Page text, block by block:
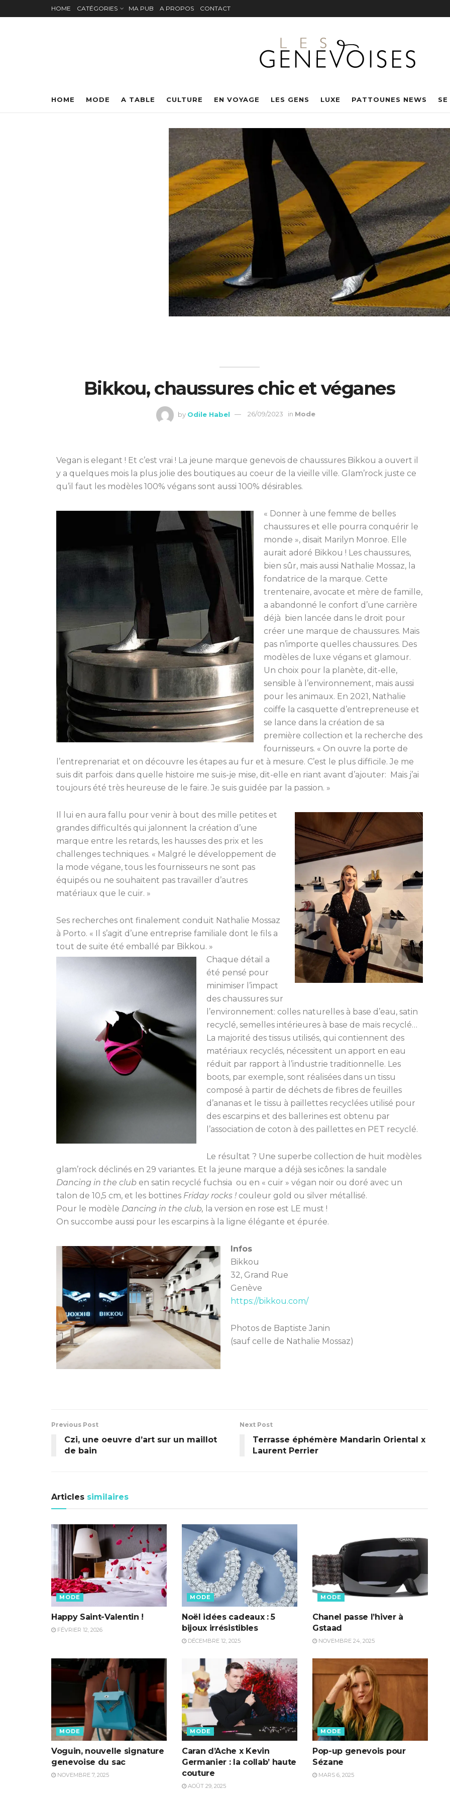
HOME CATÉGORIES MA PUB A PROPOS CONTACT
HOME MODE A TABLE CULTURE EN VOYAGE LES GENS LUXE PATTOUNES NEWS
Bikkou, chaussures chic et véganes
by Odile Habel 26/09/2023 in Mode
Vegan is elegant ! Et c’est vrai ! La jeune marque genevois de chaussures Bikkou a ouvert il
y a quelques mois la plus jolie des boutiques au coeur de la vieille ville. Glam’rock juste ce
qu’il faut les modèles 100% végans sont aussi 100% désirables.
« Donner à une femme de belles
chaussures et elle pourra conquérir le
monde », disait Marilyn Monroe. Elle
aurait adoré Bikkou ! Les chaussures,
bien sûr, mais aussi Nathalie Mossaz, la
fondatrice de la marque. Cette
trentenaire, avocate et mère de famille,
a abandonné le confort d’une carrière
déjà
bien lancée dans le droit pour
créer une marque de chaussures. Mais
pas n’importe quelles chaussures. Des
modèles de luxe végans et glamour.
Un choix pour la planète, dit-elle,
sensible à l’environnement, mais aussi
pour les animaux. En 2021, Nathalie
coiffe la casquette d’entrepreneuse et
se lance dans la création de sa
première collection et la recherche des
fournisseurs. « On ouvre la porte de
l’entreprenariat et on découvre les étapes au fur et à mesure. C’est le plus difficile. Je me
suis dit parfois: dans quelle histoire me suis-je mise, dit-elle en riant avant d’ajouter: Mais j’ai
toujours été très heureuse de le faire. Je suis guidée par la passion. »
Il lui en aura fallu pour venir à bout des mille petites et
grandes difficultés qui jalonnent la création d’une
marque entre les retards, les hausses des prix et les
challenges techniques. « Malgré le développement de
la mode végane, tous les fournisseurs ne sont pas
équipés ou ne souhaitent pas travailler d’autres
matériaux que le cuir. »
Ses recherches ont finalement conduit Nathalie Mossaz
à Porto. « Il s’agit d’une entreprise familiale dont le fils a
tout de suite été emballé par Bikkou. »
Chaque détail a
été pensé pour
minimiser l’impact
des chaussures sur
l’environnement: colles naturelles à base d’eau, satin
recyclé, semelles intérieures à base de maïs recyclé…
La majorité des tissus utilisés, qui contiennent des
matériaux recyclés, nécessitent un apport en eau
réduit par rapport à l’industrie traditionnelle. Les
boots, par exemple, sont réalisées dans un tissu
composé à partir de déchets de fibres de feuilles
d’ananas et le tissu à paillettes recyclées utilisé pour
des escarpins et des ballerines est obtenu par
l’association de coton à des paillettes en PET recyclé.
Le résultat ? Une superbe collection de huit modèles
glam’rock déclinés en 29 variantes. Et la jeune marque a déjà ses icônes: la sandale
Dancing in the club en satin recyclé fuchsia ou en « cuir » végan noir ou doré avec un
talon de 10,5 cm, et les bottines Friday rocks ! couleur gold ou silver métallisé.
Pour le modèle Dancing in the club, la version en rose est LE must !
On succombe aussi pour les escarpins à la ligne élégante et épurée.
Infos
Bikkou
32, Grand Rue
Genève
https://bikkou.com/
Photos de Baptiste Janin
(sauf celle de Nathalie Mossaz)
Previous Post
Czi, une oeuvre d’art sur un maillot
de bain
Next Post
Terrasse éphémère Mandarin Oriental x
Laurent Perrier
Articles similaires
MODE
Happy Saint-Valentin !
FÉVRIER 12, 2026
MODE
Noël idées cadeaux : 5
bijoux irrésistibles
DÉCEMBRE 12, 2025
MODE
Chanel passe l’hiver à
Gstaad
NOVEMBRE 24, 2025
MODE
Voguin, nouvelle signature
genevoise du sac
NOVEMBRE 7, 2025
MODE
Caran d’Ache x Kevin
Germanier : la collab’ haute
couture
AOÛT 29, 2025
MODE
Pop-up genevois pour
Sézane
MARS 6, 2025